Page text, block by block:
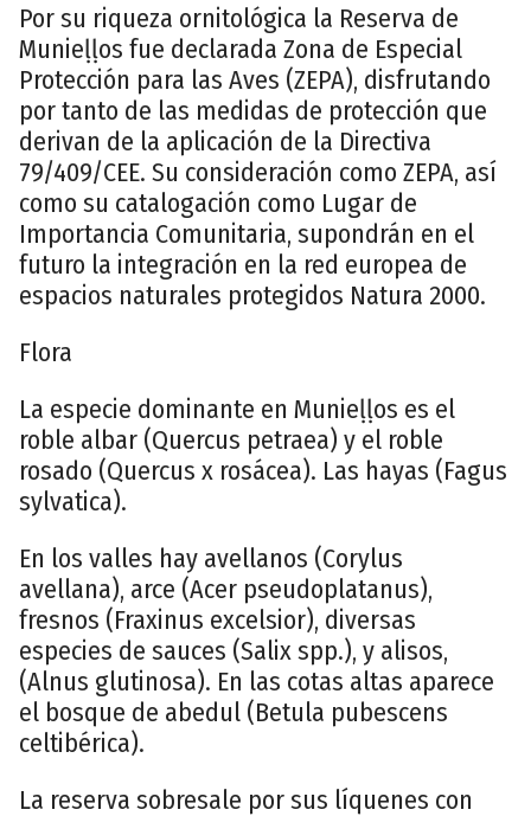
Por su riqueza ornitológica la Reserva de
Munieḷḷos fue declarada Zona de Especial
Protección para las Aves (ZEPA), disfrutando
por tanto de las medidas de protección que
derivan de la aplicación de la Directiva
79/409/CEE. Su consideración como ZEPA, así
como su catalogación como Lugar de
Importancia Comunitaria, supondrán en el
futuro la integración en la red europea de
espacios naturales protegidos Natura 2000.
Flora
La especie dominante en Munieḷḷos es el
roble albar (Quercus petraea) y el roble
rosado (Quercus x rosácea). Las hayas (Fagus
sylvatica).
En los valles hay avellanos (Corylus
avellana), arce (Acer pseudoplatanus),
fresnos (Fraxinus excelsior), diversas
especies de sauces (Salix spp.), y alisos,
(Alnus glutinosa). En las cotas altas aparece
el bosque de abedul (Betula pubescens
celtibérica).
La reserva sobresale por sus líquenes con